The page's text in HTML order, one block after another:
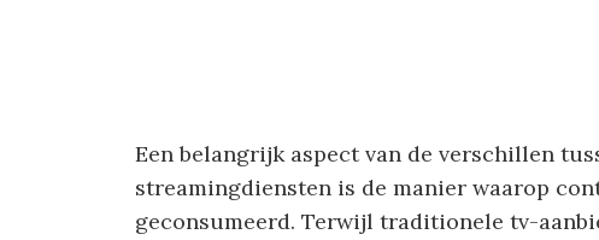
Een belangrijk aspect van de verschillen
streamingdiensten is de manier waarop
geconsumeerd. Terwijl traditionele tv-